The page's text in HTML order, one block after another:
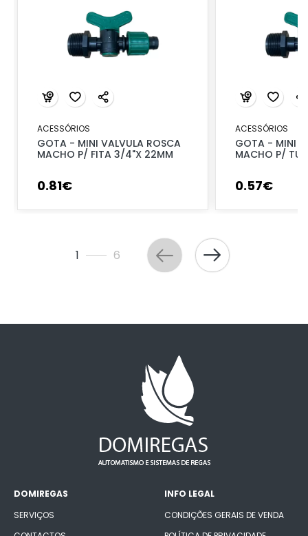
ACESSÓRIOS
GOTA - MINI VALVULA ROSCA
MACHO P/ FITA 3/4"X 22MM
0.81€
ACESSÓRIOS
GOTA - MINI
MACHO P/
0.57€
1 6
DOMIREGAS
SERVIÇOS
INFO LEGAL
CONDIÇÕES GERAIS DE VENDA